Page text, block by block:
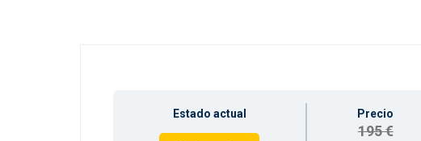
Estado actual Precio
195 €